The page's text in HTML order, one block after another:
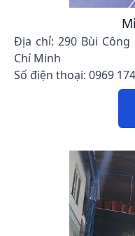
Địa chỉ: 290 Bùi
Chí Minh
Số điện thoại: 0969